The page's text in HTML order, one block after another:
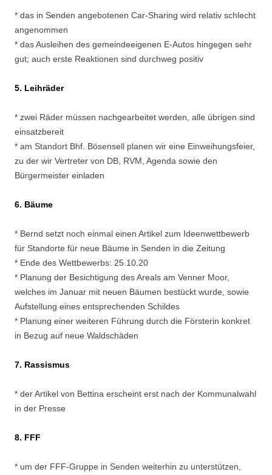
* das in Senden angebotenen Car-Sharing wird relativ schlecht
angenommen
* das Ausleihen des gemeindeeigenen E-Autos hingegen sehr
gut; auch erste Reaktionen sind durchweg positiv
5. Leihräder
* zwei Räder müssen nachgearbeitet werden, alle übrigen sind
einsatzbereit
* am Standort Bhf. Bösensell planen wir eine Einweihungsfeier,
zu der wir Vertreter von DB, RVM, Agenda sowie den
Bürgermeister einladen
6. Bäume
* Bernd setzt noch einmal einen Artikel zum Ideenwettbewerb
für Standorte für neue Bäume in Senden in die Zeitung
* Ende des Wettbewerbs: 25.10.20
* Planung der Besichtigung des Areals am Venner Moor,
welches im Januar mit neuen Bäumen bestückt wurde, sowie
Aufstellung eines entsprechenden Schildes
* Planung einer weiteren Führung durch die Försterin konkret
in Bezug auf neue Waldschäden
7. Rassismus
* der Artikel von Bettina erscheint erst nach der Kommunalwahl
in der Presse
8. FFF
* um der FFF-Gruppe in Senden weiterhin zu unterstützen,